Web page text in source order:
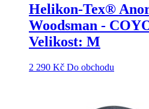
Helikon-Tex®
Woodsman -
Velikost: M
2 290 Kč Do obchodu